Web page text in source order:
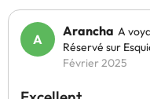
Arancha A
Réservé sur
Février 2025